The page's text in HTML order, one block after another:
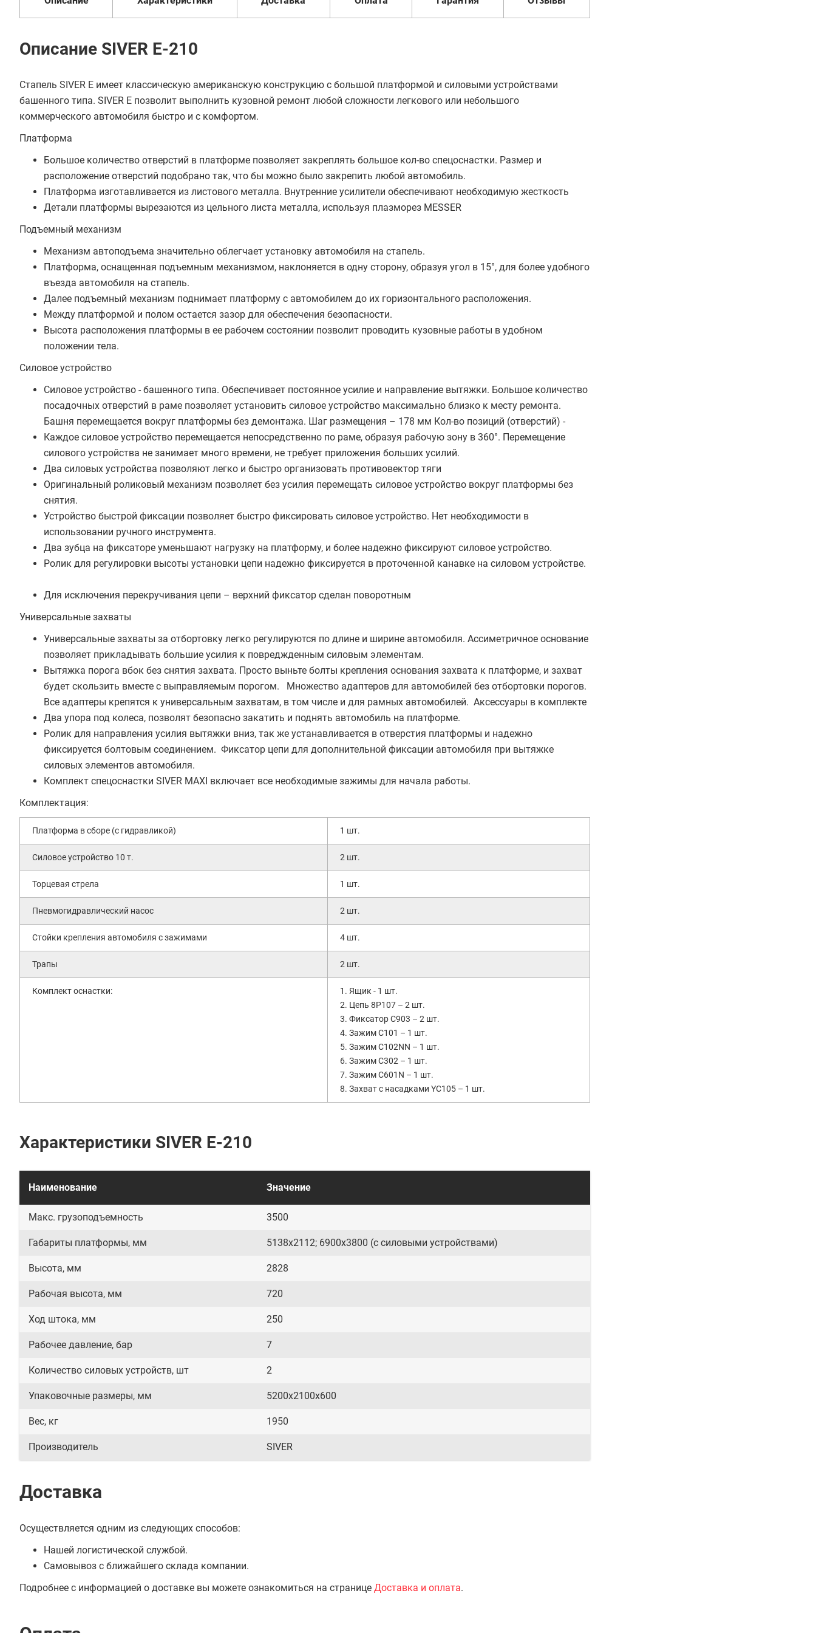
Описание SIVER E-210
Стапель SIVER E имеет классическую американскую конструкцию с большой платформой и силовыми устройствами
башенного типа. SIVER E позволит выполнить кузовной ремонт любой сложности легкового или небольшого
коммерческого автомобиля быстро и с комфортом.
Платформа
Большое количество отверстий в платформе позволяет закреплять большое кол-во спецоснастки. Размер и
расположение отверстий подобрано так, что бы можно было закрепить любой автомобиль.
Платформа изготавливается из листового металла. Внутренние усилители обеспечивают необходимую жесткость
Детали платформы вырезаются из цельного листа металла, используя плазморез MESSER
Подъемный механизм
Механизм автоподъема значительно облегчает установку автомобиля на стапель.
Платформа, оснащенная подъемным механизмом, наклоняется в одну сторону, образуя угол в 15°, для более удобного
въезда автомобиля на стапель.
Далее подъемный механизм поднимает платформу с автомобилем до их горизонтального расположения.
Между платформой и полом остается зазор для обеспечения безопасности.
Высота расположения платформы в ее рабочем состоянии позволит проводить кузовные работы в удобном
положении тела.
Силовое устройство
Силовое устройство - башенного типа. Обеспечивает постоянное усилие и направление вытяжки. Большое количество
посадочных отверстий в раме позволяет установить силовое устройство максимально близко к месту ремонта.
Башня перемещается вокруг платформы без демонтажа. Шаг размещения – 178 мм Кол-во позиций (отверстий) -
Каждое силовое устройство перемещается непосредственно по раме, образуя рабочую зону в 360°. Перемещение
силового устройства не занимает много времени, не требует приложения больших усилий.
Два силовых устройства позволяют легко и быстро организовать противовектор тяги
Оригинальный роликовый механизм позволяет без усилия перемещать силовое устройство вокруг платформы без
снятия.
Устройство быстрой фиксации позволяет быстро фиксировать силовое устройство. Нет необходимости в
использовании ручного инструмента.
Два зубца на фиксаторе уменьшают нагрузку на платформу, и более надежно фиксируют силовое устройство.
Ролик для регулировки высоты установки цепи надежно фиксируется в проточенной канавке на силовом устройстве.
Для исключения перекручивания цепи – верхний фиксатор сделан поворотным
Универсальные захваты
Универсальные захваты за отбортовку легко регулируются по длине и ширине автомобиля. Ассиметричное основание
позволяет прикладывать большие усилия к повреджденным силовым элементам.
Вытяжка порога вбок без снятия захвата. Просто выньте болты крепления основания захвата к платформе, и захват
будет скользить вместе с выправляемым порогом. Множество адаптеров для автомобилей без отбортовки порогов.
Все адаптеры крепятся к универсальным захватам, в том числе и для рамных автомобилей. Аксессуары в комплекте
Два упора под колеса, позволят безопасно закатить и поднять автомобиль на платформе.
Ролик для направления усилия вытяжки вниз, так же устанавливается в отверстия платформы и надежно
фиксируется болтовым соединением. Фиксатор цепи для дополнительной фиксации автомобиля при вытяжке
силовых элементов автомобиля.
Комплект спецоснастки SIVER MAXI включает все необходимые зажимы для начала работы.
Комплектация:
Платформа в сборе (с гидравликой) 1 шт.
Силовое устройство 10 т. 2 шт.
Торцевая стрела 1 шт.
Пневмогидравлический насос 2 шт.
Стойки крепления автомобиля с зажимами 4 шт.
Трапы 2 шт.
Комплект оснастки:
1. Ящик - 1 шт.
2. Цепь 8Р107 – 2 шт.
3. Фиксатор C903 – 2 шт.
4. Зажим C101 – 1 шт.
5. Зажим С102NN – 1 шт.
6. Зажим С302 – 1 шт.
7. Зажим С601N – 1 шт.
8. Захват с насадками YC105 – 1 шт.
Характеристики SIVER E-210
Наименование Значение
Макс. грузоподъемность 3500
Габариты платформы, мм 5138х2112; 6900х3800 (с силовыми устройствами)
Высота, мм 2828
Рабочая высота, мм 720
Ход штока, мм 250
Рабочее давление, бар 7
Количество силовых устройств, шт 2
Упаковочные размеры, мм 5200х2100х600
Вес, кг 1950
Производитель SIVER
Доставка
Осуществляется одним из следующих способов:
Нашей логистической службой.
Самовывоз с ближайшего склада компании.
Подробнее с информацией о доставке вы можете ознакомиться на странице Доставка и оплата.